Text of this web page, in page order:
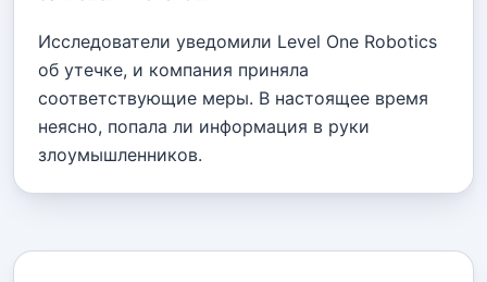
Исследователи уведомили Level One Robotics
об утечке, и компания приняла
соответствующие меры. В настоящее время
неясно, попала ли информация в руки
злоумышленников.